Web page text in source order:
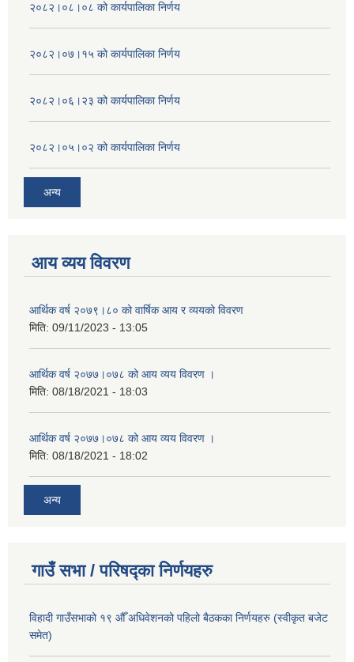
२०८२।०८।०८ को कार्यपालिका निर्णय
२०८२।०७।१५ को कार्यपालिका निर्णय
२०८२।०६।२३ को कार्यपालिका निर्णय
२०८२।०५।०२ को कार्यपालिका निर्णय
अन्य
आय व्यय विवरण
आर्थिक वर्ष २०७९।८० को वार्षिक आय र व्ययको विवरण
मिति: 09/11/2023 - 13:05
आर्थिक वर्ष २०७७।०७८ को आय व्यय विवरण ।
मिति: 08/18/2021 - 18:03
आर्थिक वर्ष २०७७।०७८ को आय व्यय विवरण ।
मिति: 08/18/2021 - 18:02
अन्य
गाउँ सभा / परिषद्का निर्णयहरु
विहादी गाउँसभाको १९ औँ अधिवेशनको पहिलो बैठकका निर्णयहरु (स्वीकृत बजेट
समेत)